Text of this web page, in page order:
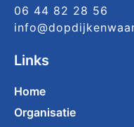
06 44 82 28 56
Links
Home
Organisatie